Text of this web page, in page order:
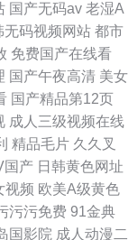
国产无码av 老湿A
无码视频网站 都市
免费国产在线看
国产午夜高清 美女
国产精品第12页
成人三级视频在线
精品毛片 久久叉
国产 日韩黄色网址
视频 欧美A级黄色
污污免费 91金典
国影院 成人动漫二